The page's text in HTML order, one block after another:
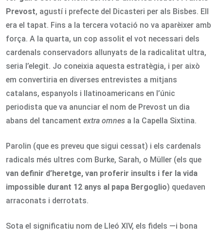
Prevost, agustí i prefecte del Dicasteri per als Bisbes. Ell
era el tapat. Fins a la tercera votació no va aparèixer amb
força. A la quarta, un cop assolit el vot necessari dels
cardenals conservadors allunyats de la radicalitat ultra,
seria l’elegit. Jo coneixia aquesta estratègia, i per això
em convertiria en diverses entrevistes a mitjans
catalans, espanyols i llatinoamericans en l’únic
periodista que va anunciar el nom de Prevost un dia
abans del tancament extra omnes a la Capella Sixtina.
Parolin (que es preveu que sigui cessat) i els cardenals
radicals més ultres com Burke, Sarah, o Müller (els que
van definir d’heretge, van proferir insults i fer la vida
impossible durant 12 anys al papa Bergoglio) quedaven
arraconats i derrotats.
Sota el significatiu nom de Lleó XIV, els fidels —i bona